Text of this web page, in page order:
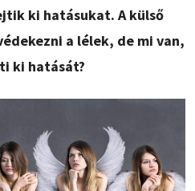
ki hatásukat. A külső
a lélek, de mi van,
ki hatását?